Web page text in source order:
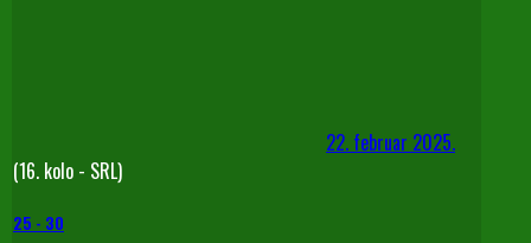
22. februar 2025.
(16. kolo - SRL)
25 - 30